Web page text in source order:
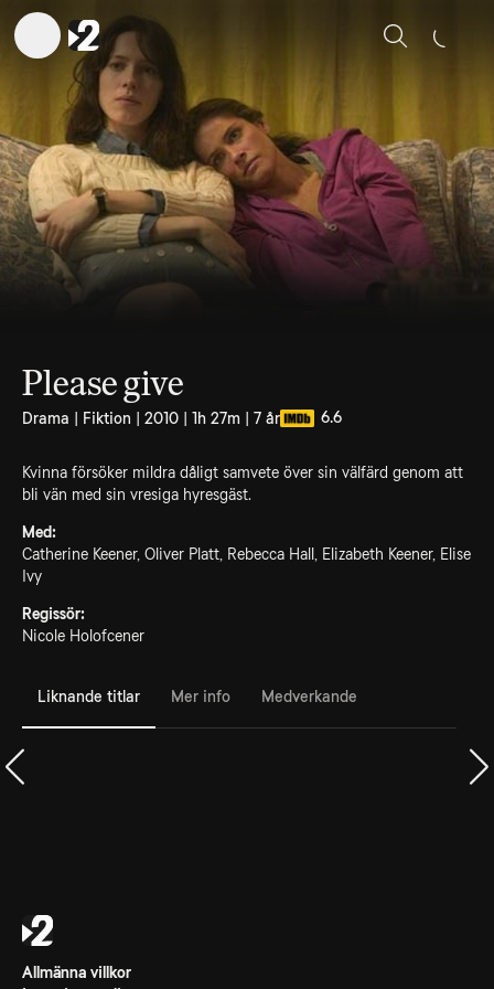
Sök
Please give
Drama | Fiktion | 2010 | 1h 27m | 7 år 6.6
Kvinna försöker mildra dåligt samvete över sin välfärd genom att
bli vän med sin vresiga hyresgäst.
Med:
Catherine Keener, Oliver Platt, Rebecca Hall, Elizabeth Keener, Elise
Ivy
Regissör:
Nicole Holofcener
Liknande titlar Mer info Medverkande
Allmänna villkor